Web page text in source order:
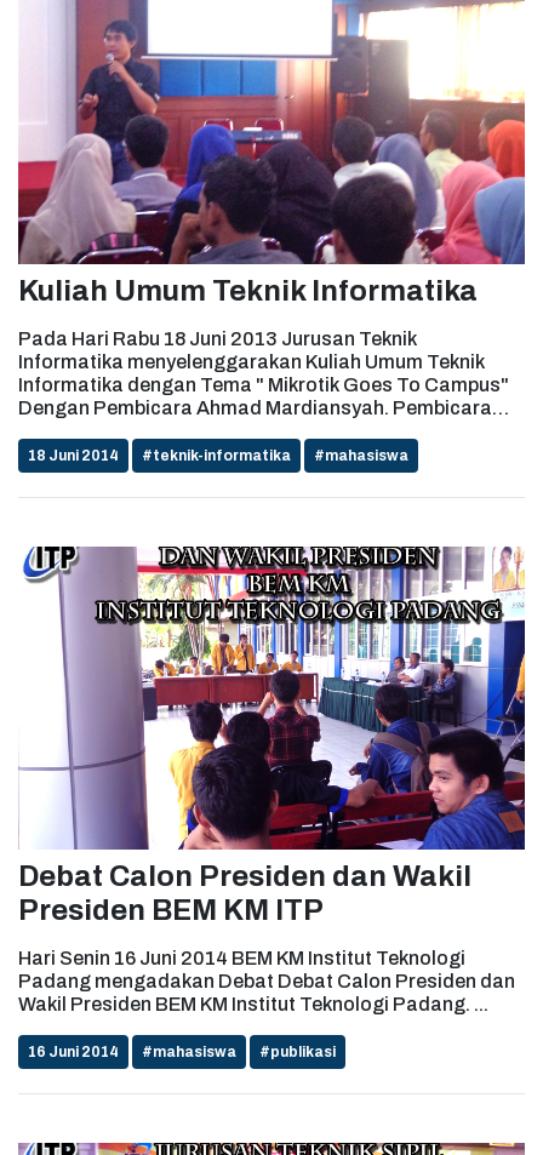
Kuliah Umum Teknik Informatika
Pada Hari Rabu 18 Juni 2013 Jurusan Teknik
Informatika menyelenggarakan Kuliah Umum Teknik
Informatika dengan Tema " Mikrotik Goes To Campus"
Dengan Pembicara Ahmad Mardiansyah. Pembicara
Internasional Seperti CCNA, SCSA, SCNA, RHCT,
MTCWE, MTCRE, Certified Mikrotik Trainer. ...
18 Juni 2014 #teknik-informatika #mahasiswa
Debat Calon Presiden dan Wakil
Presiden BEM KM ITP
Hari Senin 16 Juni 2014 BEM KM Institut Teknologi
Padang mengadakan Debat Debat Calon Presiden dan
Wakil Presiden BEM KM Institut Teknologi Padang. ...
16 Juni 2014 #mahasiswa #publikasi